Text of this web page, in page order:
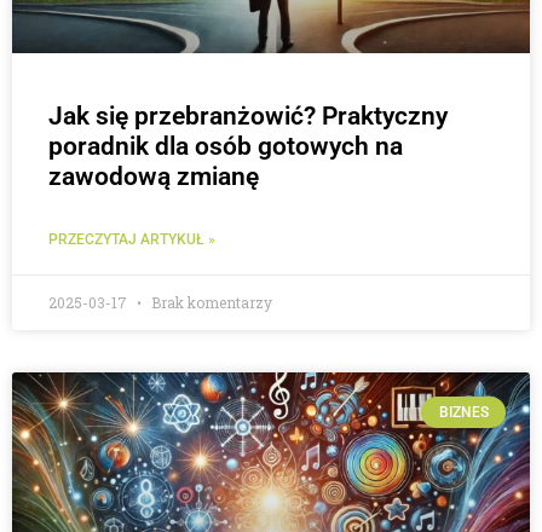
Jak się przebranżowić? Praktyczny
poradnik dla osób gotowych na
zawodową zmianę
PRZECZYTAJ ARTYKUŁ »
2025-03-17 Brak komentarzy
BIZNES